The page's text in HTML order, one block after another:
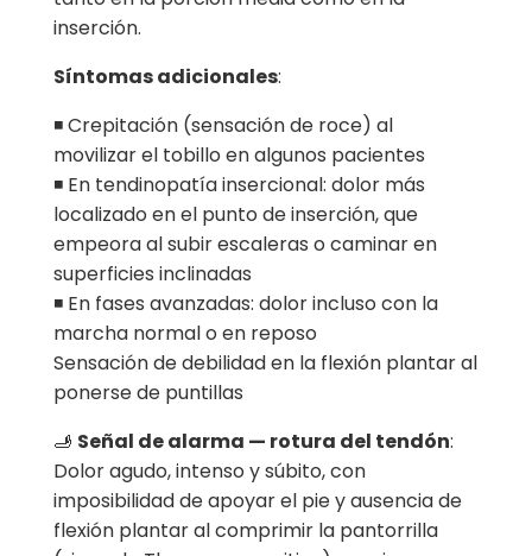
inserción.
Síntomas adicionales:
◾ Crepitación (sensación de roce) al
movilizar el tobillo en algunos pacientes
◾ En tendinopatía insercional: dolor más
localizado en el punto de inserción, que
empeora al subir escaleras o caminar en
superficies inclinadas
◾ En fases avanzadas: dolor incluso con la
marcha normal o en reposo
Sensación de debilidad en la flexión plantar al
ponerse de puntillas
🫸 Señal de alarma — rotura del tendón:
Dolor agudo, intenso y súbito, con
imposibilidad de apoyar el pie y ausencia de
flexión plantar al comprimir la pantorrilla